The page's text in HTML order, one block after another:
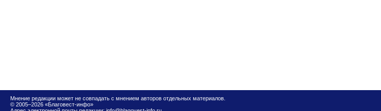
Мнение редакции может не совпадать с мнением авторов отдельных материалов.
© 2005–2026 «Благовест-инфо»